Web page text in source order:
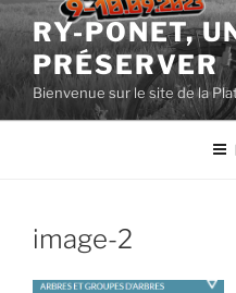
Aller
au
contenu
principal
RY-PONET,
PRÉSERVER
Bienvenue sur le site de la
image-2